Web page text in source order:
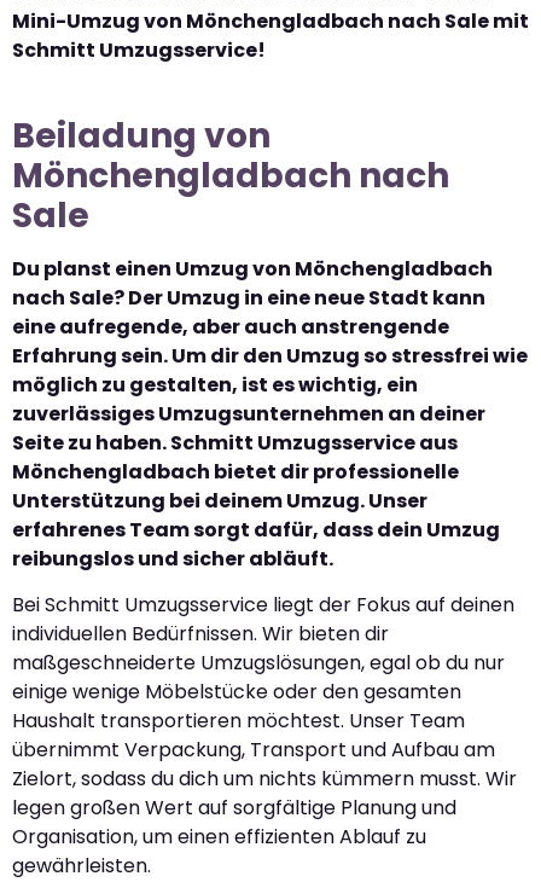
Mini-Umzug von Mönchengladbach nach Sale mit
Schmitt Umzugsservice!
Beiladung von
Mönchengladbach nach
Sale
Du planst einen Umzug von Mönchengladbach
nach Sale? Der Umzug in eine neue Stadt kann
eine aufregende, aber auch anstrengende
Erfahrung sein. Um dir den Umzug so stressfrei wie
möglich zu gestalten, ist es wichtig, ein
zuverlässiges Umzugsunternehmen an deiner
Seite zu haben. Schmitt Umzugsservice aus
Mönchengladbach bietet dir professionelle
Unterstützung bei deinem Umzug. Unser
erfahrenes Team sorgt dafür, dass dein Umzug
reibungslos und sicher abläuft.
Bei Schmitt Umzugsservice liegt der Fokus auf deinen
individuellen Bedürfnissen. Wir bieten dir
maßgeschneiderte Umzugslösungen, egal ob du nur
einige wenige Möbelstücke oder den gesamten
Haushalt transportieren möchtest. Unser Team
übernimmt Verpackung, Transport und Aufbau am
Zielort, sodass du dich um nichts kümmern musst. Wir
legen großen Wert auf sorgfältige Planung und
Organisation, um einen effizienten Ablauf zu
gewährleisten.